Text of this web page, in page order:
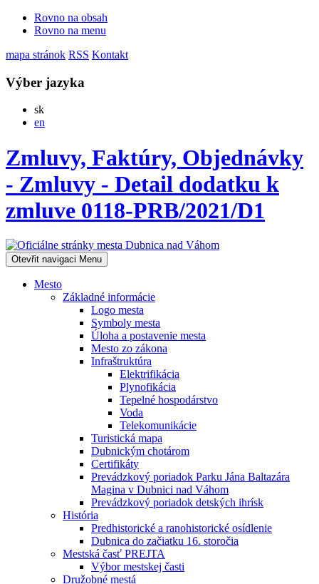
Rovno na obsah
Rovno na menu
mapa stránok RSS Kontakt
Výber jazyka
skSlovensky
en
Zmluvy, Faktúry, Objednávky
- Zmluvy - Detail dodatku k
zmluve 0118-PRB/2021/D1
Otevřit navigaci Menu
Mesto
Základné informácie
Logo mesta
Symboly mesta
Úloha a postavenie mesta
Mesto zo zákona
Infraštruktúra
Elektrifikácia
Plynofikácia
Tepelné hospodárstvo
Voda
Telekomunikácie
Turistická mapa
Dubnickým chotárom
Certifikáty
Prevádzkový poriadok Parku Jána Baltazára
Magina v Dubnici nad Váhom
Prevádzkový poriadok detských ihrísk
História
Predhistorické a ranohistorické osídlenie
Dubnica do začiatku 16. storočia
Mestská časť PREJTA
Výbor mestskej časti
Družobné mestá